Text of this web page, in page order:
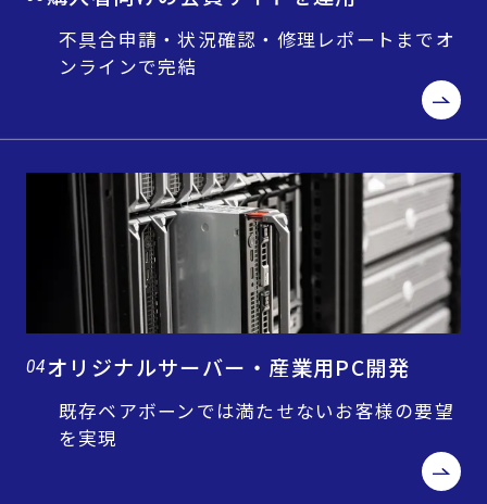
不具合申請・状況確認・修理レポートまでオ
ンラインで完結
04オリジナルサーバー・産業用PC開発
既存ベアボーンでは満たせないお客様の要望
を実現